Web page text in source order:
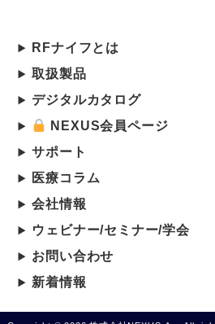
RFナイフとは
取扱製品
デジタルカタログ
NEXUS会員ページ
サポート
医療コラム
会社情報
ウェビナー/セミナー/学会
お問い合わせ
新着情報